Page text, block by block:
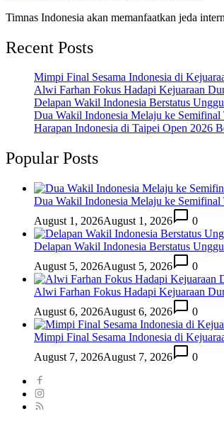
Timnas Indonesia akan memanfaatkan jeda
Recent Posts
Mimpi Final Sesama Indonesia di
Alwi Farhan Fokus Hadapi Kejuaraan
Delapan Wakil Indonesia Berstatus
Dua Wakil Indonesia Melaju ke
Harapan Indonesia di Taipei Open 2026
Popular Posts
Dua Wakil Indonesia Melaju ke
August 1, 2026August 1, 2026 0
Delapan Wakil Indonesia Berstatus
August 5, 2026August 5, 2026 0
Alwi Farhan Fokus Hadapi Kejuaraan
August 6, 2026August 6, 2026 0
Mimpi Final Sesama Indonesia di
August 7, 2026August 7, 2026 0